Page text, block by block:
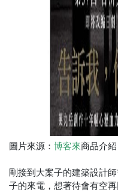
圖片來源： 博客來商品介紹
剛接到大案子的建築設計
子的來電，想著待會有空